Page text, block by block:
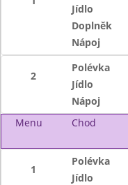
Jídlo
Doplněk
Nápoj
2
Polévka
Jídlo
Nápoj
Menu
Chod
1
Polévka
Jídlo